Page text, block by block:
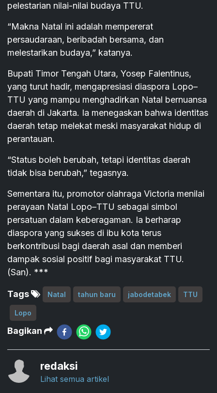
pelestarian nilai-nilai budaya TTU.
“Makna Natal ini adalah mempererat
persaudaraan, beribadah bersama, dan
melestarikan budaya,” katanya.
Bupati Timor Tengah Utara, Yosep Falentinus,
yang turut hadir, mengapresiasi diaspora Lopo–
TTU yang mampu menghadirkan Natal bernuansa
daerah di Jakarta. Ia menegaskan bahwa identitas
daerah tetap melekat meski masyarakat hidup di
perantauan.
“Status boleh berubah, tetapi identitas daerah
tidak bisa berubah,” tegasnya.
Sementara itu, promotor olahraga Victoria menilai
perayaan Natal Lopo–TTU sebagai simbol
persatuan dalam keberagaman. Ia berharap
diaspora yang sukses di ibu kota terus
berkontribusi bagi daerah asal dan memberi
dampak sosial positif bagi masyarakat TTU.
(San). ***
Tags Natal tahun baru jabodetabek TTU
Lopo
Bagikan
redaksi
Lihat semua artikel